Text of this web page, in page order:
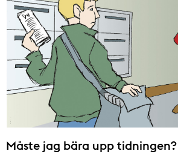
Måste jag bära upp tidningen?